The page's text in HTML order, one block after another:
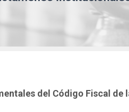
del Código Fiscal de